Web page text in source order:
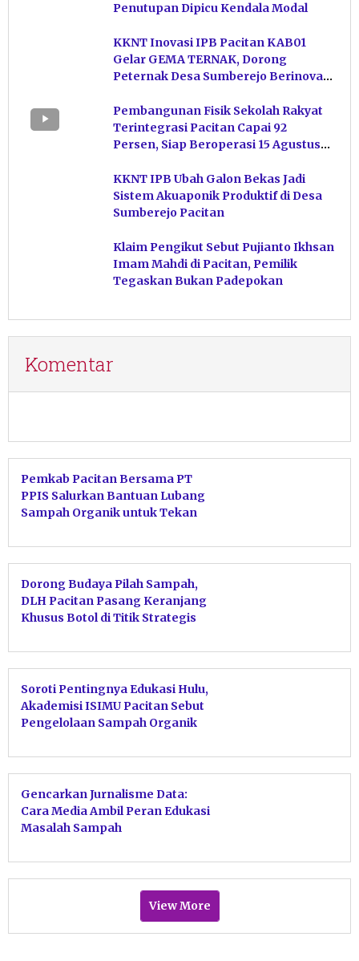
Penutupan Dipicu Kendala Modal
KKNT Inovasi IPB Pacitan KAB01
Gelar GEMA TERNAK, Dorong
Peternak Desa Sumberejo Berinovasi
Pembangunan Fisik Sekolah Rakyat
Terintegrasi Pacitan Capai 92
Persen, Siap Beroperasi 15 Agustus
KKNT IPB Ubah Galon Bekas Jadi
Sistem Akuaponik Produktif di Desa
Sumberejo Pacitan
Klaim Pengikut Sebut Pujianto Ikhsan
Imam Mahdi di Pacitan, Pemilik
Tegaskan Bukan Padepokan
Komentar
Pemkab Pacitan Bersama PT
PPIS Salurkan Bantuan Lubang
Sampah Organik untuk Tekan
Dorong Budaya Pilah Sampah,
DLH Pacitan Pasang Keranjang
Khusus Botol di Titik Strategis
Soroti Pentingnya Edukasi Hulu,
Akademisi ISIMU Pacitan Sebut
Pengelolaan Sampah Organik
Gencarkan Jurnalisme Data:
Cara Media Ambil Peran Edukasi
Masalah Sampah
View More